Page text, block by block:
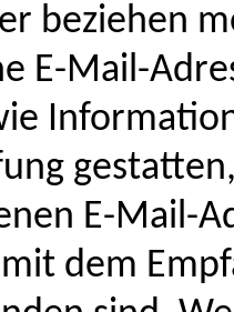
beziehen
E-Mail-
E-Mail-
dem